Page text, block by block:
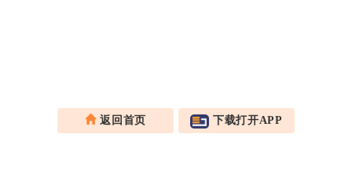
返回首页 下载打开APP